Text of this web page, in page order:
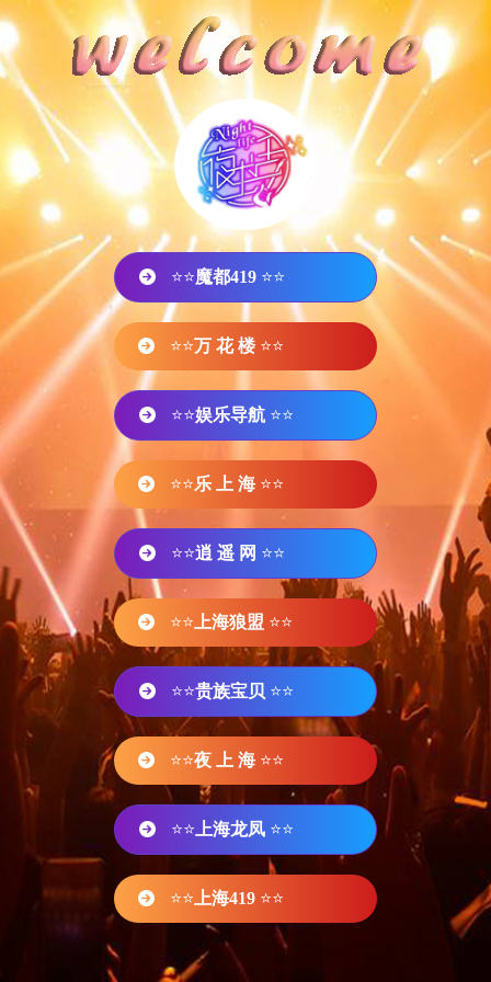
⭐⭐魔都419 ⭐⭐
⭐⭐万 花 楼 ⭐⭐
⭐⭐娱乐导航 ⭐⭐
⭐⭐乐 上 海 ⭐⭐
⭐⭐逍 遥 网 ⭐⭐
⭐⭐ 上海狼盟 ⭐⭐
⭐⭐贵族宝贝 ⭐⭐
⭐⭐夜 上 海 ⭐⭐
⭐⭐ 上海龙凤 ⭐⭐
⭐⭐ 上海419 ⭐⭐